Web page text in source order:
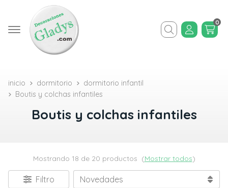
Buscar
0
inicio dormitorio
dormitorio infantil
Boutis y colchas infantiles
Boutis y colchas infantiles
Mostrando 18 de 20 productos (Mostrar todos)
Filtro